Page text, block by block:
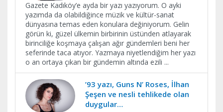
Gazete Kadıköy’e ayda bir yazı yazıyorum. O ayki
yazımda da olabildiğince müzik ve kültür-sanat
dünyasına temas eden konulara değiniyorum. Gelin
görün ki, güzel ülkemin birbirinin üstünden atlayarak
birinciliğe koşmaya çalışan ağır gündemleri beni her
seferinde taca atıyor. Yazmaya niyetlendiğim her yazı
o an ortaya çıkan bir gündemin altında ezili ...
’93 yazı, Guns N’ Roses, İlhan
Şeşen ve nesli tehlikede olan
duygular…